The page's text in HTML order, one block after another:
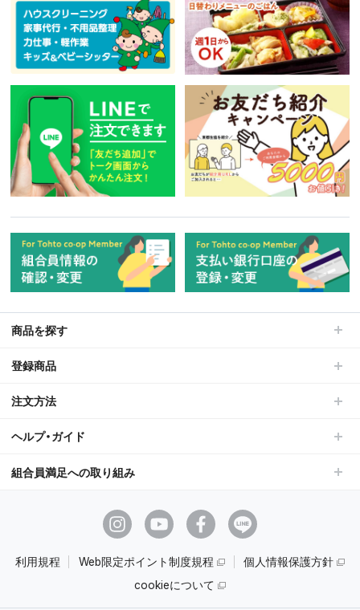
商品を探す
登録商品
注文方法
ヘルプ・ガイド
組合員満足への取り組み
利用規程 Web限定ポイント制度規程
個人情報保護方針
cookieについて